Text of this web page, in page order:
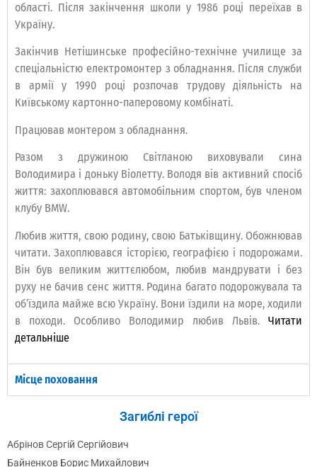
області. Після закінчення школи у 1986 році переїхав в
Україну.
Закінчив Нетішинське професійно-технічне училище за
спеціальністю електромонтер з обладнання. Після служби
в армії у 1990 році розпочав трудову діяльність на
Київському картонно-паперовому комбінаті.
Працював монтером з обладнання.
Разом з дружиною Світланою виховували сина
Володимира і доньку Віолетту. Володя вів активний спосіб
життя: захоплювався автомобільним спортом, був членом
клубу BMW.
Любив життя, свою родину, свою Батьківщину. Обожнював
читати. Захоплювався історією, географією і подорожами.
Він був великим життєлюбом, любив мандрувати і без
руху не бачив сенс життя. Родина багато подорожувала та
об’їздила майже всю Україну. Вони їздили на море, ходили
в походи. Особливо Володимир любив Львів. Читати
детальніше
Місце поховання
Загиблі герої
Абрінов Сергій Сергійович
Байненков Борис Михайлович